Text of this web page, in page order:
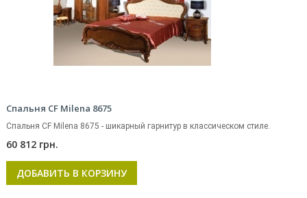
Спальня CF Milena 8675
Спальня CF Milena 8675 - шикарный гарнитур в классическом стиле.
60 812 грн.
ДОБАВИТЬ В КОРЗИНУ